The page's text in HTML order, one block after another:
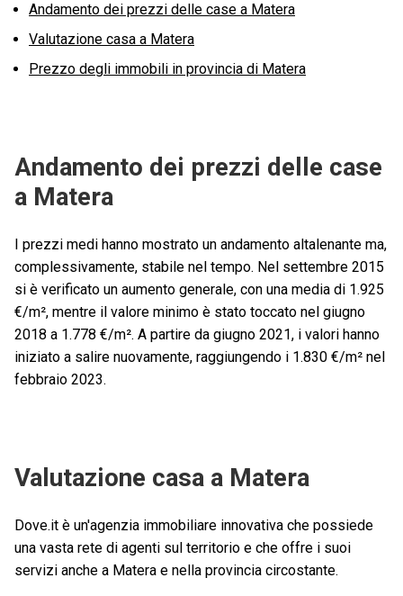
Andamento dei prezzi delle case a Matera
Valutazione casa a Matera
Prezzo degli immobili in provincia di Matera
Andamento dei prezzi delle case
a Matera
I prezzi medi hanno mostrato un andamento altalenante ma,
complessivamente, stabile nel tempo. Nel settembre 2015
si è verificato un aumento generale, con una media di 1.925
€/m², mentre il valore minimo è stato toccato nel giugno
2018 a 1.778 €/m². A partire da giugno 2021, i valori hanno
iniziato a salire nuovamente, raggiungendo i 1.830 €/m² nel
febbraio 2023.
Valutazione casa a Matera
Dove.it è un'agenzia immobiliare innovativa che possiede
una vasta rete di agenti sul territorio e che offre i suoi
servizi anche a Matera e nella provincia circostante.